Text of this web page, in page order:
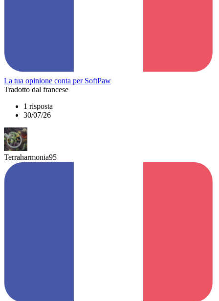
La tua opinione conta per SoftPaw
Tradotto dal francese
1 risposta
30/07/26
Terraharmonia95